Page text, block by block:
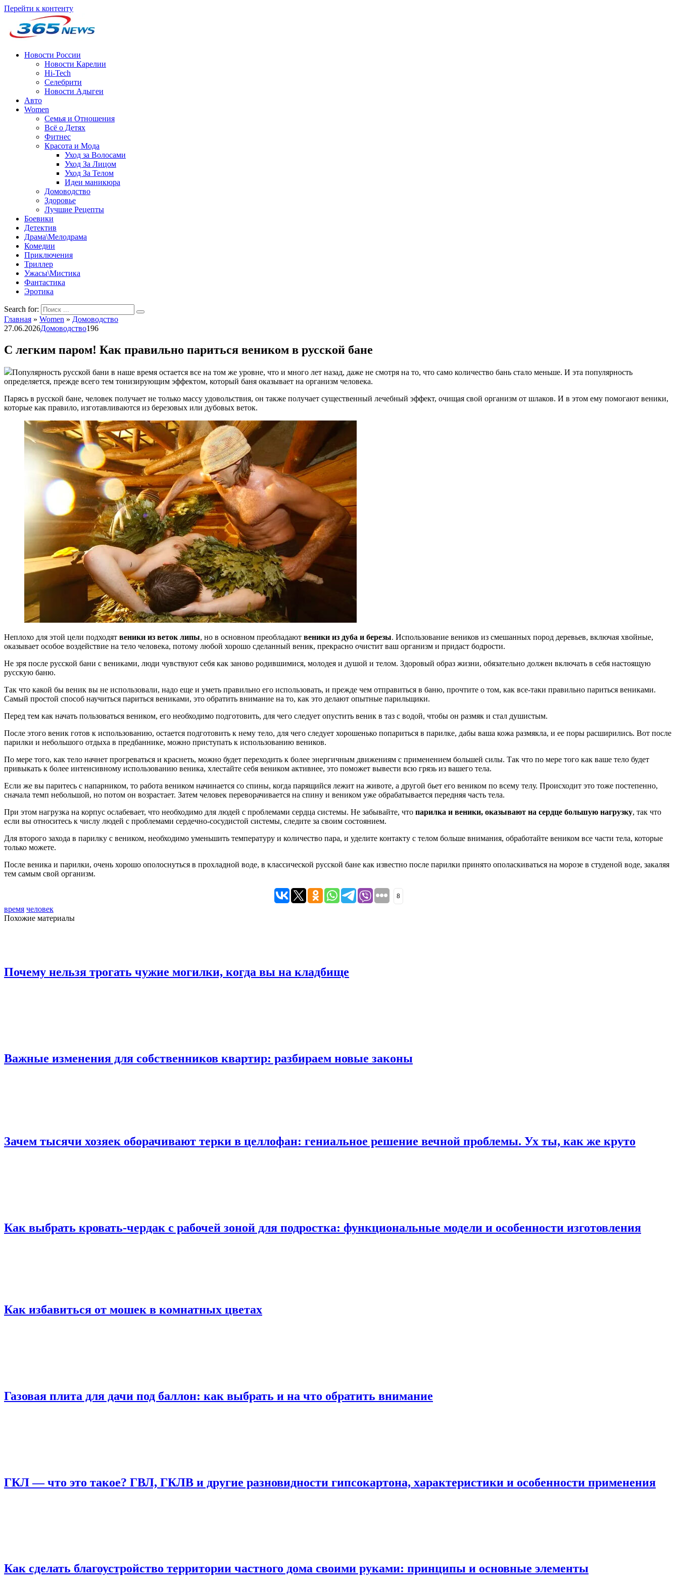
Перейти к контенту
Новости России
Новости Карелии
Hi-Tech
Селебрити
Новости Адыгеи
Авто
Women
Семья и Отношения
Всё о Детях
Фитнес
Красота и Мода
Уход за Волосами
Уход За Лицом
Уход За Телом
Идеи маникюра
Домоводство
Здоровье
Лучшие Рецепты
Боевики
Детектив
Драма\Мелодрама
Комедии
Приключения
Триллер
Ужасы\Мистика
Фантастика
Эротика
Search for:
Главная » Women » Домоводство
27.06.2026Домоводство196
С легким паром! Как правильно париться веником в русской бане
Популярность русской бани в наше время остается все на том же уровне, что и много лет назад, даже не смотря на то, что само количество бань стало меньше. И эта популярность
определяется, прежде всего тем тонизирующим эффектом, который баня оказывает на организм человека.
Парясь в русской бане, человек получает не только массу удовольствия, он также получает существенный лечебный эффект, очищая свой организм от шлаков. И в этом ему помогают веники,
которые как правило, изготавливаются из березовых или дубовых веток.
Неплохо для этой цели подходят веники из веток липы, но в основном преобладают веники из дуба и березы. Использование веников из смешанных пород деревьев, включая хвойные,
оказывает особое воздействие на тело человека, потому любой хорошо сделанный веник, прекрасно очистит ваш организм и придаст бодрости.
Не зря после русской бани с вениками, люди чувствуют себя как заново родившимися, молодея и душой и телом. Здоровый образ жизни, обязательно должен включать в себя настоящую
русскую баню.
Так что какой бы веник вы не использовали, надо еще и уметь правильно его использовать, и прежде чем отправиться в баню, прочтите о том, как все-таки правильно париться вениками.
Самый простой способ научиться париться вениками, это обратить внимание на то, как это делают опытные парильщики.
Перед тем как начать пользоваться веником, его необходимо подготовить, для чего следует опустить веник в таз с водой, чтобы он размяк и стал душистым.
После этого веник готов к использованию, остается подготовить к нему тело, для чего следует хорошенько попариться в парилке, дабы ваша кожа размякла, и ее поры расширились. Вот после
парилки и небольшого отдыха в предбаннике, можно приступать к использованию веников.
По мере того, как тело начнет прогреваться и краснеть, можно будет переходить к более энергичным движениям с применением большей силы. Так что по мере того как ваше тело будет
привыкать к более интенсивному использованию веника, хлестайте себя веником активнее, это поможет вывести всю грязь из вашего тела.
Если же вы паритесь с напарником, то работа веником начинается со спины, когда парящийся лежит на животе, а другой бьет его веником по всему телу. Происходит это тоже постепенно,
сначала темп небольшой, но потом он возрастает. Затем человек переворачивается на спину и веником уже обрабатывается передняя часть тела.
При этом нагрузка на корпус ослабевает, что необходимо для людей с проблемами сердца системы. Не забывайте, что парилка и веники, оказывают на сердце большую нагрузку, так что
если вы относитесь к числу людей с проблемами сердечно-сосудистой системы, следите за своим состоянием.
Для второго захода в парилку с веником, необходимо уменьшить температуру и количество пара, и уделите контакту с телом больше внимания, обработайте веником все части тела, которые
только можете.
После веника и парилки, очень хорошо ополоснуться в прохладной воде, в классической русской бане как известно после парилки принято ополаскиваться на морозе в студеной воде, закаляя
тем самым свой организм.
8
время человек
Похожие материалы
Почему нельзя трогать чужие могилки, когда вы на кладбище
Важные изменения для собственников квартир: разбираем новые законы
Зачем тысячи хозяек оборачивают терки в целлофан: гениальное решение вечной проблемы. Ух ты, как же круто
Как выбрать кровать-чердак с рабочей зоной для подростка: функциональные модели и особенности изготовления
Как избавиться от мошек в комнатных цветах
Газовая плита для дачи под баллон: как выбрать и на что обратить внимание
ГКЛ — что это такое? ГВЛ, ГКЛВ и другие разновидности гипсокартона, характеристики и особенности применения
Как сделать благоустройство территории частного дома своими руками: принципы и основные элементы